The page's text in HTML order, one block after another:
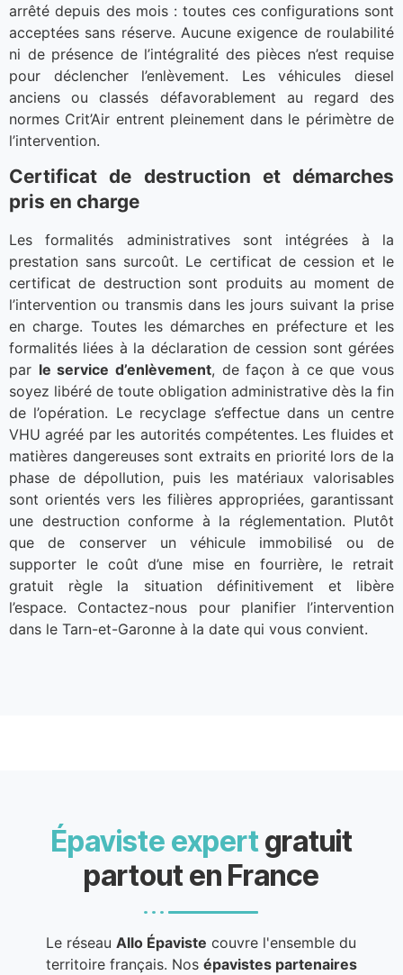
arrêté depuis des mois : toutes ces configurations sont
acceptées sans réserve. Aucune exigence de roulabilité
ni de présence de l’intégralité des pièces n’est requise
pour déclencher l’enlèvement. Les véhicules diesel
anciens ou classés défavorablement au regard des
normes Crit’Air entrent pleinement dans le périmètre de
l’intervention.
Certificat de destruction et démarches
pris en charge
Les formalités administratives sont intégrées à la
prestation sans surcoût. Le certificat de cession et le
certificat de destruction sont produits au moment de
l’intervention ou transmis dans les jours suivant la prise
en charge. Toutes les démarches en préfecture et les
formalités liées à la déclaration de cession sont gérées
par le service d’enlèvement, de façon à ce que vous
soyez libéré de toute obligation administrative dès la fin
de l’opération. Le recyclage s’effectue dans un centre
VHU agréé par les autorités compétentes. Les fluides et
matières dangereuses sont extraits en priorité lors de la
phase de dépollution, puis les matériaux valorisables
sont orientés vers les filières appropriées, garantissant
une destruction conforme à la réglementation. Plutôt
que de conserver un véhicule immobilisé ou de
supporter le coût d’une mise en fourrière, le retrait
gratuit règle la situation définitivement et libère
l’espace. Contactez-nous pour planifier l’intervention
dans le Tarn-et-Garonne à la date qui vous convient.
Épaviste expert gratuit
partout en France
Le réseauAllo Épaviste couvre l'ensemble du
territoire français. Nos épavistes partenaires